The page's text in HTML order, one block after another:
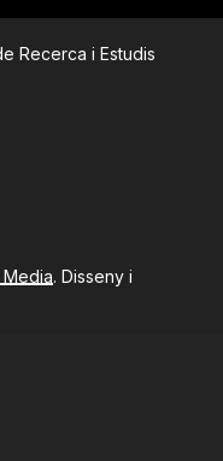
Recerca i Estudis
. Disseny i